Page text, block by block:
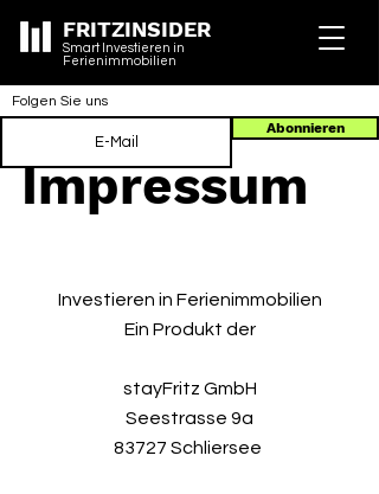
FRITZINSIDER
Smart Investieren in
Ferienimmobilien
Folgen Sie uns
Abonnieren
Impressum
Investieren in Ferienimmobilien
Ein Produkt der
stayFritz GmbH
Seestrasse 9a
83727 Schliersee